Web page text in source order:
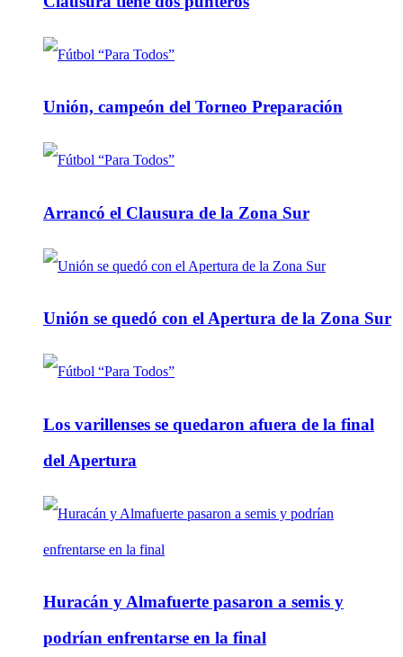
Unión, campeón del Torneo Preparación
Arrancó el Clausura de la Zona Sur
Unión se quedó con el Apertura de la Zona Sur
Los varillenses se quedaron afuera de la final
del Apertura
Huracán y Almafuerte pasaron a semis y
podrían enfrentarse en la final